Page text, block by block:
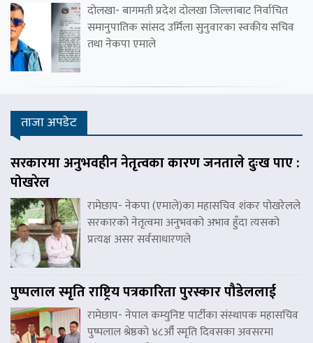
दोलखा- बागमती प्रदेश दोलखा जिल्लाबाट निर्वाचित
समानुपातिक सांसद उर्मिला सुनुवारका स्वकीय सचिव
तथा नेकपा एमाले
ताजा अपडेट
सरकारमा अनुभवहीन नेतृत्वका कारण जनताले दुःख पाए :
पोखरेल
रामेछाप- नेकपा (एमाले)का महासचिव शंकर पोखरेलले
सरकारको नेतृत्वमा अनुभवको अभाव हुँदा त्यसको
प्रत्यक्ष असर सर्वसाधारणले
पुष्पलाल स्मृति राष्ट्रिय पत्रकारिता पुरस्कार पौडेललाई
रामेछाप- नेपाल कम्युनिष्ट पार्टीका संस्थापक महासचिव
पुष्पलाल श्रेष्ठको ४८औँ स्मृति दिवसका अवसरमा